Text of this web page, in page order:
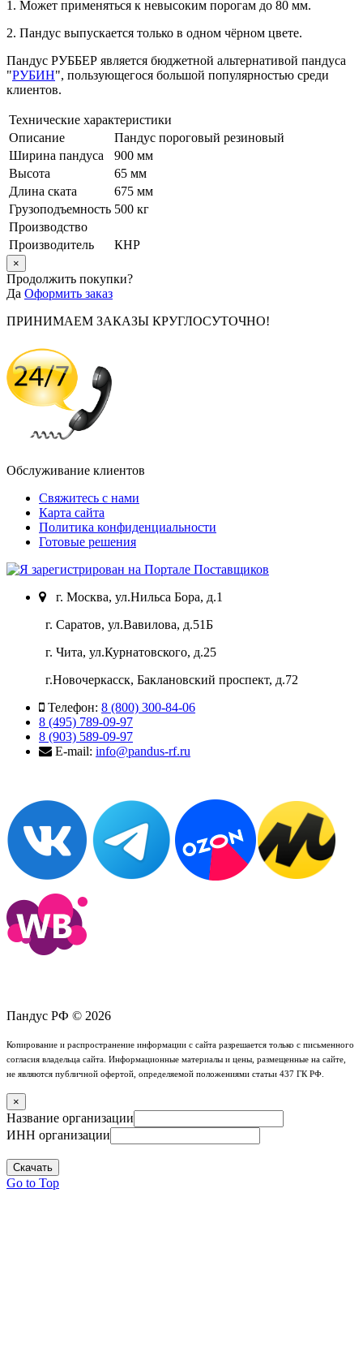
1. Может применяться к невысоким порогам до 80 мм.
2. Пандус выпускается только в одном чёрном цвете.
Пандус РУББЕР является бюджетной альтернативой пандуса
"РУБИН", пользующегося большой популярностью среди
клиентов.
Технические характеристики
Описание
Пандус пороговый резиновый
Ширина пандуса
900 мм
Высота
65 мм
Длина ската
675 мм
Грузоподъемность 500 кг
Производство
Производитель
КНР
×
Продолжить покупки?
Да Оформить заказ
ПРИНИМАЕМ ЗАКАЗЫ КРУГЛОСУТОЧНО!
Обслуживание клиентов
Свяжитесь с нами
Карта сайта
Политика конфиденциальности
Готовые решения
г. Москва, ул.Нильса Бора, д.1
г. Саратов, ул.Вавилова, д.51Б
г. Чита, ул.Курнатовского, д.25
г.Новочеркасск, Баклановский проспект, д.72
Телефон: 8 (800) 300-84-06
8 (495) 789-09-97
8 (903) 589-09-97
E-mail: info@pandus-rf.ru
Пандус РФ © 2026
Копирование и распространение информации с сайта разрешается только с письменного
согласия владельца сайта. Информационные материалы и цены, размещенные на сайте,
не являются публичной офертой, определяемой положениями статьи 437 ГК РФ.
×
Название организации
ИНН организации
Скачать
Go to Top